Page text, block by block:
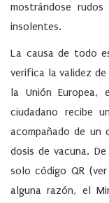
mostrándose
insolentes.
La causa de todo
verifica la validez de
la Unión Europea,
ciudadano recibe
acompañado de un
dosis de vacuna.
solo código QR
alguna razón, el